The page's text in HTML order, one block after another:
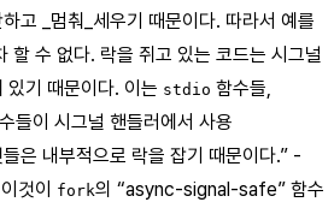
고 _멈춰_세우기 때문이다. 따라서 예를
할 수 없다. 락을 쥐고 있는 코드는 시그널
있기 때문이다. 이는 stdio 함수들,
들이 시그널 핸들러에서 사용
은 내부적으로 락을 잡기 때문이다.” -
것이 fork의 “async-signal-safe” 함수